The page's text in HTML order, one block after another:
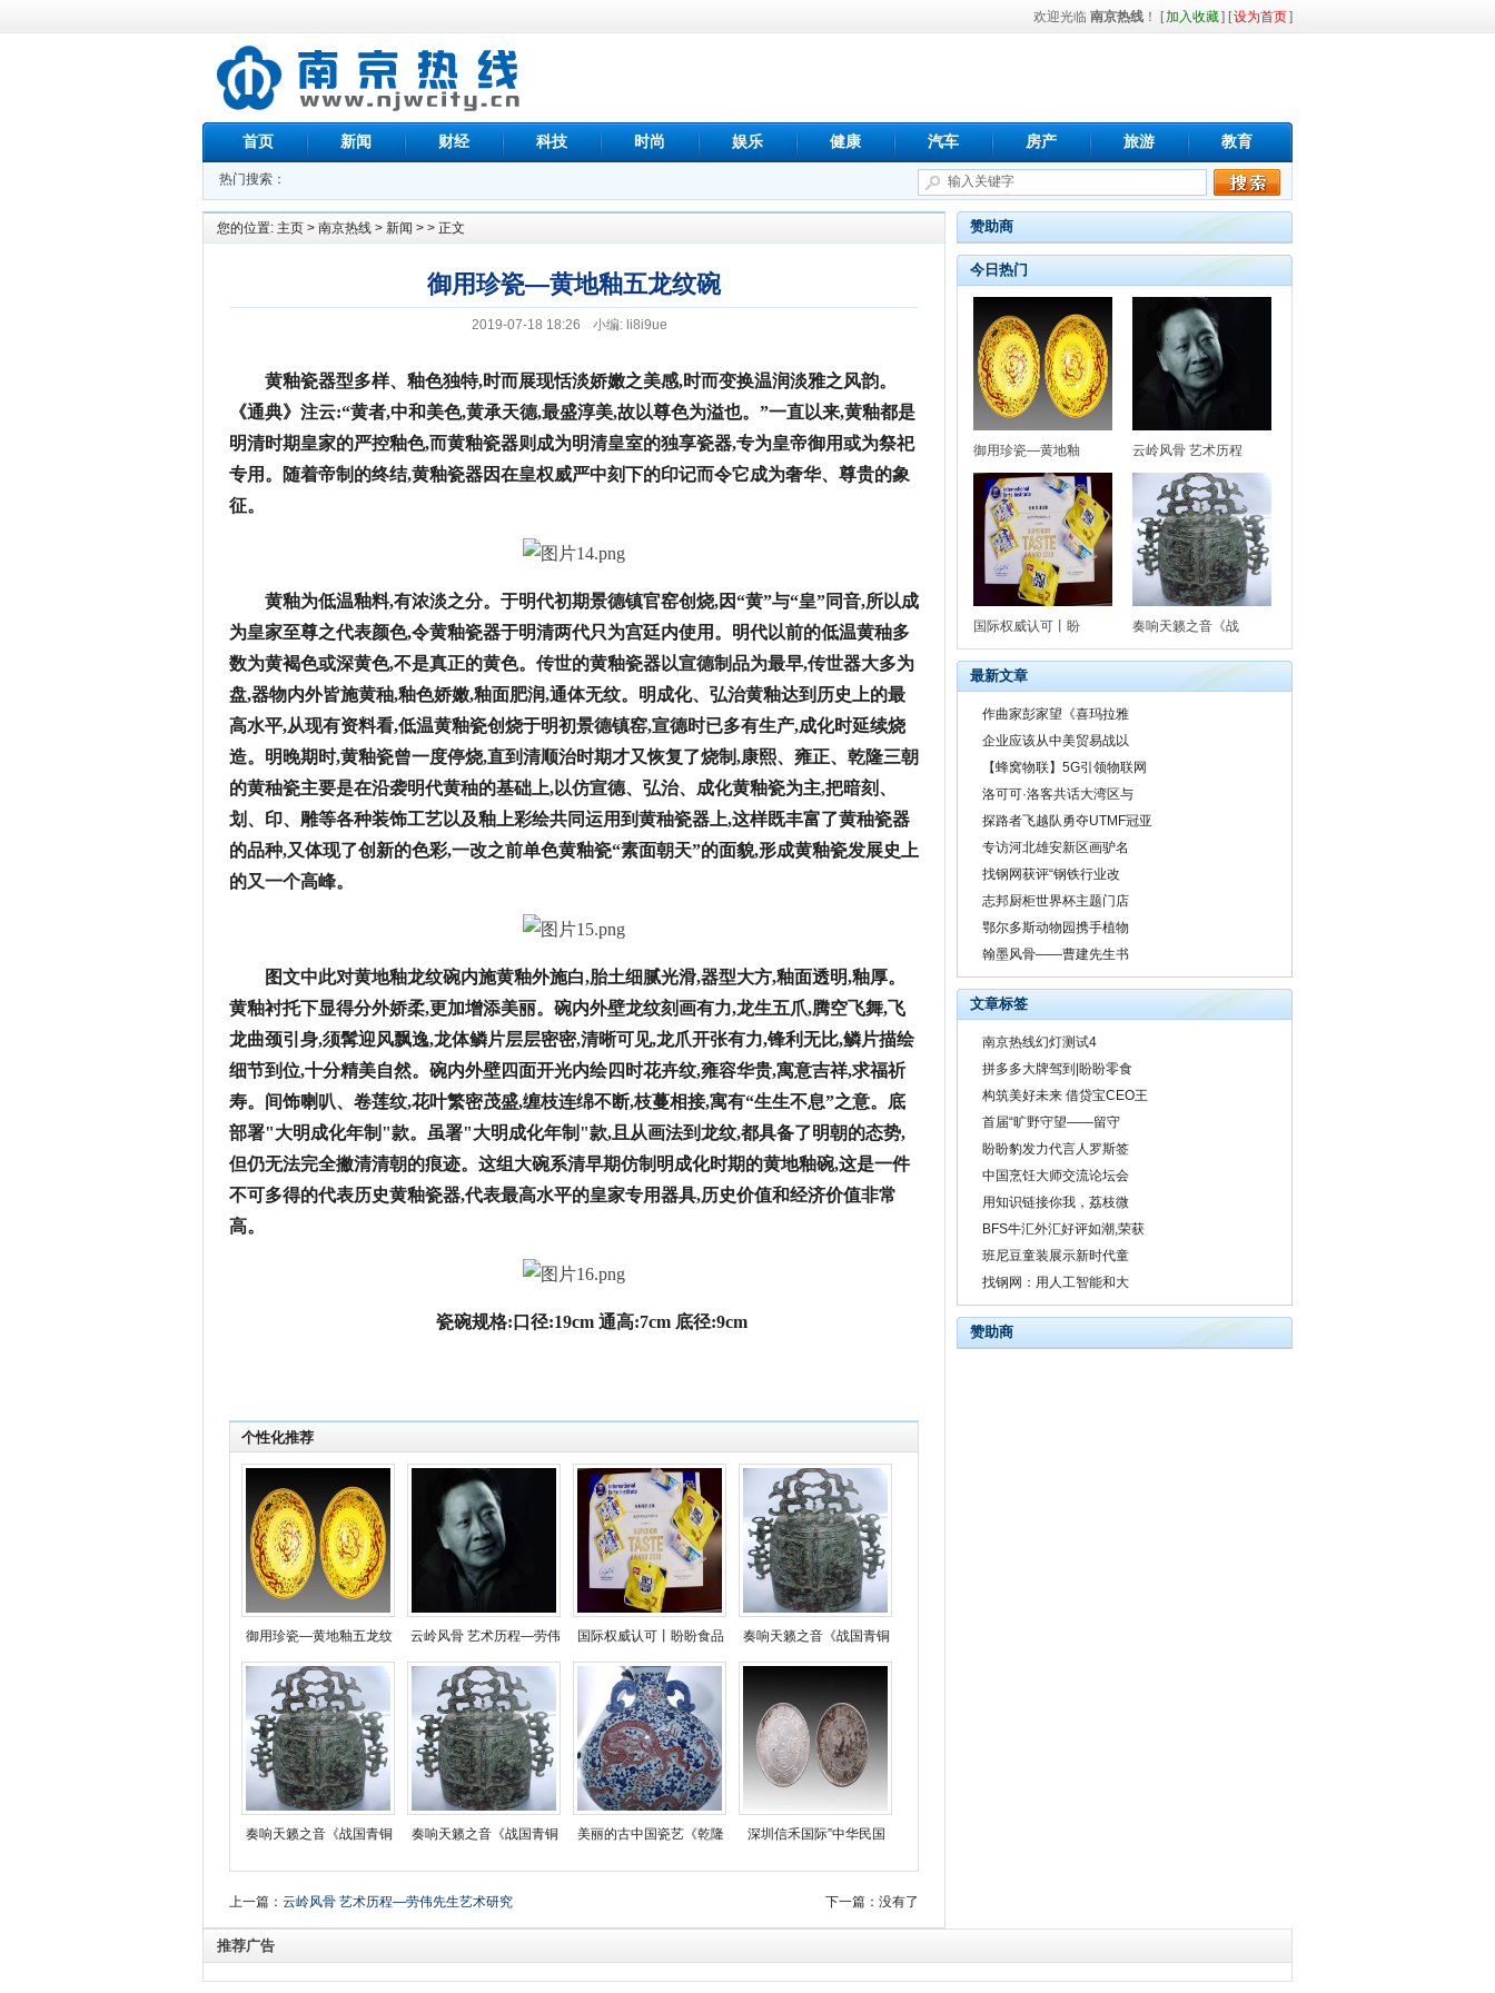
欢迎光临 南京热线 ！ [加入收藏] [设为首页]
首页 新闻 财经 科技 时尚 娱乐 健康 汽车 房产 旅游 教育
热门搜索：
您的位置: 主页 > 南京热线 > 新闻 > > 正文
御用珍瓷—黄地釉五龙纹碗
2019-07-18 18:26 小编: li8i9ue
黄釉瓷器型多样、釉色独特,时而展现恬淡娇嫩之美感,时而变换温润淡雅之风韵。
《通典》注云:“黄者,中和美色,黄承天德,最盛淳美,故以尊色为溢也。”一直以来,黄釉都是
明清时期皇家的严控釉色,而黄釉瓷器则成为明清皇室的独享瓷器,专为皇帝御用或为祭祀
专用。随着帝制的终结,黄釉瓷器因在皇权威严中刻下的印记而令它成为奢华、尊贵的象
征。
黄釉为低温釉料,有浓淡之分。于明代初期景德镇官窑创烧,因“黄”与“皇”同音,所以成
为皇家至尊之代表颜色,令黄釉瓷器于明清两代只为宫廷内使用。明代以前的低温黄秞多
数为黄褐色或深黄色,不是真正的黄色。传世的黄釉瓷器以宣德制品为最早,传世器大多为
盘,器物内外皆施黄秞,釉色娇嫩,釉面肥润,通体无纹。明成化、弘治黄釉达到历史上的最
高水平,从现有资料看,低温黄釉瓷创烧于明初景德镇窑,宣德时已多有生产,成化时延续烧
造。明晚期时,黄釉瓷曾一度停烧,直到清顺治时期才又恢复了烧制,康熙、雍正、乾隆三朝
的黄秞瓷主要是在沿袭明代黄秞的基础上,以仿宣德、弘治、成化黄釉瓷为主,把暗刻、
划、印、雕等各种装饰工艺以及釉上彩绘共同运用到黄秞瓷器上,这样既丰富了黄秞瓷器
的品种,又体现了创新的色彩,一改之前单色黄釉瓷“素面朝天”的面貌,形成黄釉瓷发展史上
的又一个高峰。
图文中此对黄地釉龙纹碗内施黄釉外施白,胎土细腻光滑,器型大方,釉面透明,釉厚。
黄釉衬托下显得分外娇柔,更加增添美丽。碗内外壁龙纹刻画有力,龙生五爪,腾空飞舞,飞
龙曲颈引身,须髯迎风飘逸,龙体鳞片层层密密,清晰可见,龙爪开张有力,锋利无比,鳞片描绘
细节到位,十分精美自然。 碗内外壁四面开光内绘四时花卉纹,雍容华贵,寓意吉祥,求福祈
寿。间饰喇叭、卷莲纹,花叶繁密茂盛,缠枝连绵不断,枝蔓相接,寓有“生生不息”之意。底
部署"大明成化年制"款。虽署"大明成化年制"款,且从画法到龙纹,都具备了明朝的态势,
但仍无法完全撇清清朝的痕迹。这组大碗系清早期仿制明成化时期的黄地釉碗,这是一件
不可多得的代表历史黄釉瓷器,代表最高水平的皇家专用器具,历史价值和经济价值非常
高。
瓷碗规格:口径:19cm 通高:7cm 底径:9cm
个性化推荐
御用珍瓷—黄地釉五龙纹 云岭风骨 艺术历程—劳伟 国际权威认可丨盼盼食品 奏响天籁之音《战国青铜
奏响天籁之音《战国青铜 奏响天籁之音《战国青铜 美丽的古中国瓷艺《乾隆 深圳信禾国际”中华民国
上一篇： 云岭风骨 艺术历程—劳伟先生艺术研究 下一篇：没有了
赞助商
今日热门
御用珍瓷—黄地釉 云岭风骨 艺术历程
国际权威认可丨盼 奏响天籁之音《战
最新文章
作曲家彭家望《喜玛拉雅
企业应该从中美贸易战以
【蜂窝物联】5G引领物联网
洛可可·洛客共话大湾区与
探路者飞越队勇夺UTMF冠亚
专访河北雄安新区画驴名
找钢网获评“钢铁行业改
志邦厨柜世界杯主题门店
鄂尔多斯动物园携手植物
翰墨风骨——曹建先生书
文章标签
南京热线幻灯测试4
拼多多大牌驾到|盼盼零食
构筑美好未来 借贷宝CEO王
首届“旷野守望——留守
盼盼豹发力代言人罗斯签
中国烹饪大师交流论坛会
用知识链接你我，荔枝微
BFS牛汇外汇好评如潮,荣获
班尼豆童装展示新时代童
找钢网：用人工智能和大
赞助商
推荐广告